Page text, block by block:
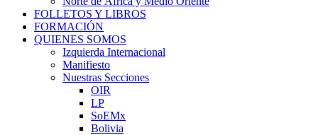
FOLLETOS Y LIBROS
FORMACIÓN
QUIENES SOMOS
Izquierda Internacional
Manifiesto
Nuestras Secciones
OIR
LP
SoEMx
Bolivia